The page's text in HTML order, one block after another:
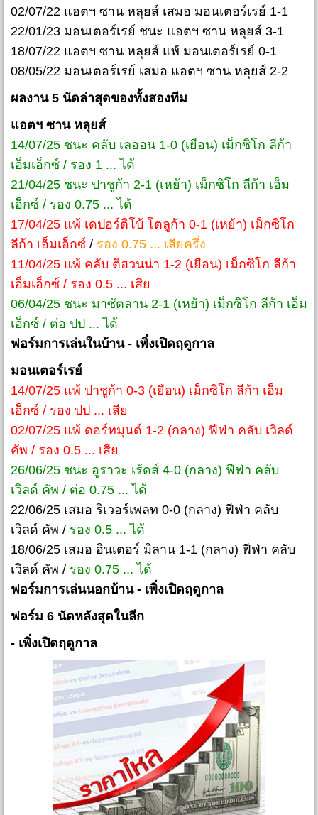
02/07/22 แอตฯ ซาน หลุยส์ เสมอ มอนเตอร์เรย์ 1-1
22/01/23 มอนเตอร์เรย์ ชนะ แอตฯ ซาน หลุยส์ 3-1
18/07/22 แอตฯ ซาน หลุยส์ แพ้ มอนเตอร์เรย์ 0-1
08/05/22 มอนเตอร์เรย์ เสมอ แอตฯ ซาน หลุยส์ 2-2
ผลงาน 5 นัดล่าสุดของทั้งสองทีม
แอตฯ ซาน หลุยส์
14/07/25 ชนะ คลับ เลออน 1-0 (เยือน) เม็กซิโก ลีก้า
เอ็มเอ็กซ์ / รอง 1 ... ได้
21/04/25 ชนะ ปาชูก้า 2-1 (เหย้า) เม็กซิโก ลีก้า เอ็ม
เอ็กซ์ / รอง 0.75 ... ได้
17/04/25 แพ้ เดปอร์ติโบ้ โตลูก้า 0-1 (เหย้า) เม็กซิโก
ลีก้า เอ็มเอ็กซ์ / รอง 0.75 ... เสียครึ่ง
11/04/25 แพ้ คลับ ติฮวนน่า 1-2 (เยือน) เม็กซิโก ลีก้า
เอ็มเอ็กซ์ / รอง 0.5 ... เสีย
06/04/25 ชนะ มาซัตลาน 2-1 (เหย้า) เม็กซิโก ลีก้า เอ็ม
เอ็กซ์ / ต่อ ปป ... ได้
ฟอร์มการเล่นในบ้าน - เพิ่งเปิดฤดูกาล
มอนเตอร์เรย์
14/07/25 แพ้ ปาชูก้า 0-3 (เยือน) เม็กซิโก ลีก้า เอ็ม
เอ็กซ์ / รอง ปป ... เสีย
02/07/25 แพ้ ดอร์ทมุนด์ 1-2 (กลาง) ฟีฟ่า คลับ เวิลด์
คัพ / รอง 0.5 ... เสีย
26/06/25 ชนะ อูราวะ เร้ดส์ 4-0 (กลาง) ฟีฟ่า คลับ
เวิลด์ คัพ / ต่อ 0.75 ... ได้
22/06/25 เสมอ ริเวอร์เพลท 0-0 (กลาง) ฟีฟ่า คลับ
เวิลด์ คัพ / รอง 0.5 ... ได้
18/06/25 เสมอ อินเตอร์ มิลาน 1-1 (กลาง) ฟีฟ่า คลับ
เวิลด์ คัพ / รอง 0.75 ... ได้
ฟอร์มการเล่นนอกบ้าน - เพิ่งเปิดฤดูกาล
ฟอร์ม 6 นัดหลังสุดในลีก
- เพิ่งเปิดฤดูกาล